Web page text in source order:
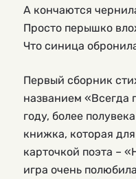
А кончаются
Просто перышко
Что синица
Первый сборник
названием «Всегда
году, более
книжка, которая
карточкой поэта –
игра очень